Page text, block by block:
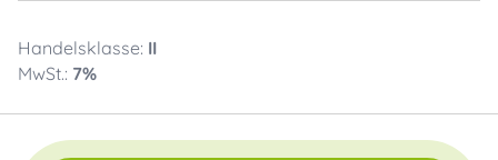
Handelsklasse: II
MwSt.: 7%